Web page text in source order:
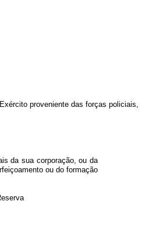
proveniente das forças policiais,
da sua corporação, ou da
ou do formação